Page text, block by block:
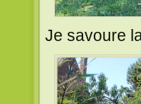
Je savoure